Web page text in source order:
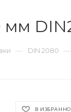
мм
— DIN 2080 —
В